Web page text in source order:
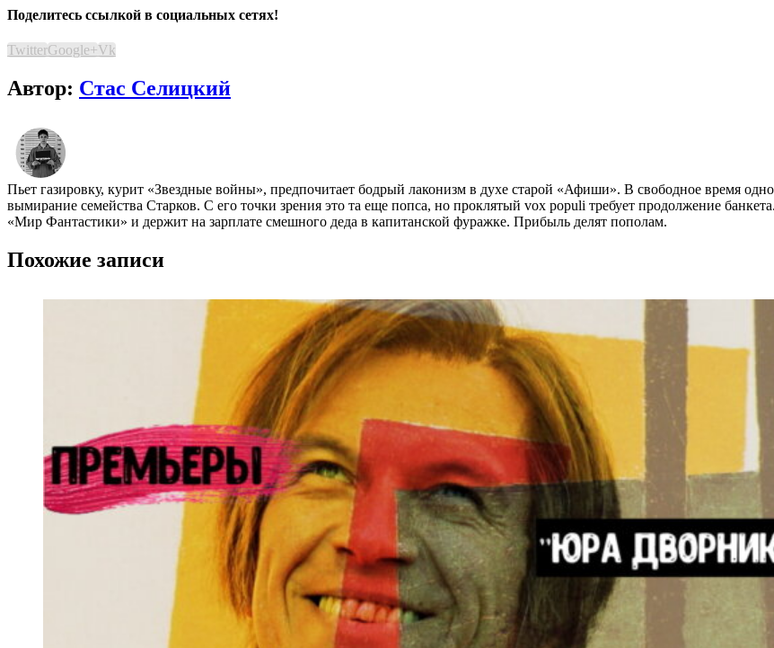
Поделитесь ссылкой в социальных сетях!
TwitterGoogle+Vk
Автор: Стас Селицкий
Пьет газировку, курит «Звездные войны», предпочитает бодрый лаконизм в духе старой «Афиши». В свободное время
вымирание семейства Старков. С его точки зрения это та еще попса, но проклятый vox populi требует продолжение
«Мир Фантастики» и держит на зарплате смешного деда в капитанской фуражке. Прибыль делят пополам.
Похожие записи